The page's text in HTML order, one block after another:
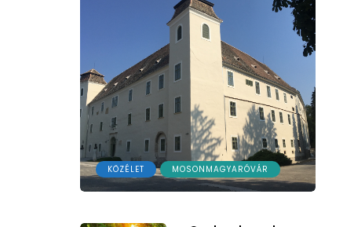
KÖZÉLET MOSONMAGYARÓVÁR